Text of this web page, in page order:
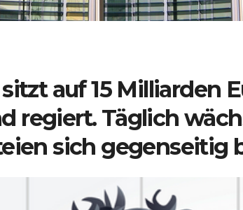
auf 15 Milliarden
regiert. Täglich
sich gegenseitig